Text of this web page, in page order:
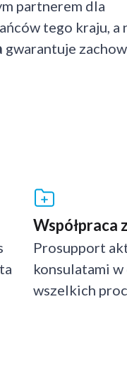
partnerem dla
tego kraju, a
gwarantuje
Współpraca
Prosupport
konsulatami
wszelkich